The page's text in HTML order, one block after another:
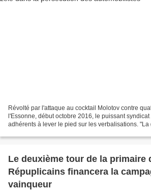
Révolté par l'attaque au cocktail Molotov contre
l'Essonne, début octobre 2016, le puissant
adhérents à lever le pied sur les verbalisations.
Le deuxième tour de la primaire
Répuplicains financera la
vainqueur